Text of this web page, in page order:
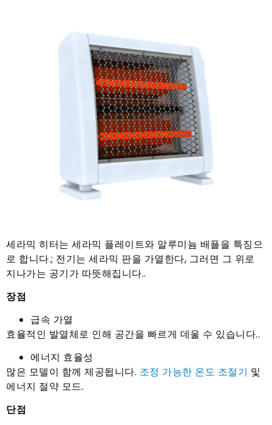
세라믹 히터는 세라믹 플레이트와 알루미늄 배플을 특징으
로 합니다.; 전기는 세라믹 판을 가열한다, 그러면 그 위로
지나가는 공기가 따뜻해집니다..
장점
급속 가열
효율적인 발열체로 인해 공간을 빠르게 데울 수 있습니다..
에너지 효율성
많은 모델이 함께 제공됩니다. 조정 가능한 온도 조절기 및
에너지 절약 모드.
단점